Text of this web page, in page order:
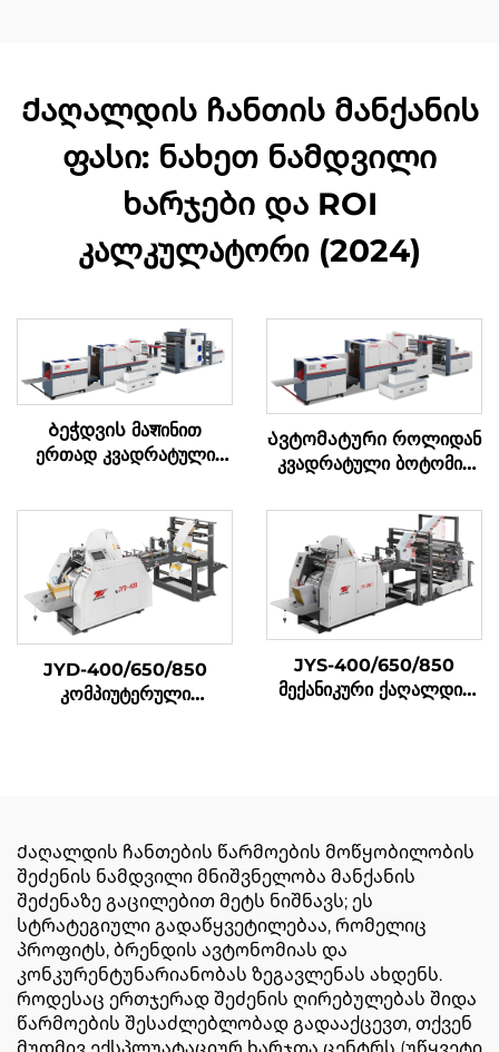
Ქაღალდის ჩანთის მანქანის
ფასი: ნახეთ ნამდვილი
ხარჯები და ROI
კალკულატორი (2024)
Ბეჭდვის მაशინით
ერთად კვადრატული
Ავტომატური როლიდან
კვადრატული ბოტომის
მაშინი
JYD-400/650/850
კომპიუტერული
JYS-400/650/850
მექანიკური ქაღალდის
Ქაღალდის ჩანთების წარმოების მოწყობილობის
შეძენის ნამდვილი მნიშვნელობა მანქანის
შეძენაზე გაცილებით მეტს ნიშნავს; ეს
სტრატეგიული გადაწყვეტილებაა, რომელიც
პროფიტს, ბრენდის ავტონომიას და
კონკურენტუნარიანობას ზეგავლენას ახდენს.
როდესაც ერთჯერად შეძენის ღირებულებას შიდა
წარმოების შესაძლებლობად გადააქცევთ, თქვენ
მუდმივ ექსპლუატაციურ ხარჯთა ცენტრს (უწყვეტი